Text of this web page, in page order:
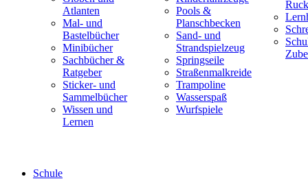
Atlanten
Mal- und
Bastelbücher
Minibücher
Sachbücher &
Ratgeber
Sticker- und
Sammelbücher
Wissen und
Lernen
Pools &
Planschbecken
Sand- und
Strandspielzeug
Springseile
Straßenmalkreide
Trampoline
Wasserspaß
Wurfspiele
Schule